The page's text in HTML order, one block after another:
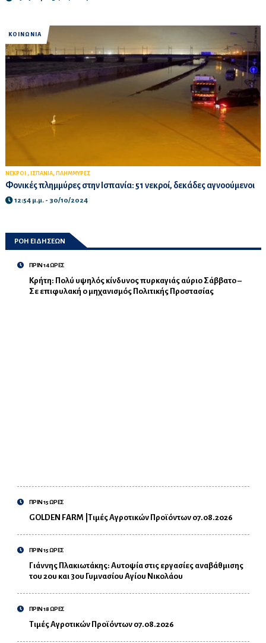
ΚΟΙΝΩΝΙΑ
ΝΕΚΡΟΙ , ΙΣΠΑΝΙΑ, ΠΛΗΜΜΥΡΕΣ
Φονικές πλημμύρες στην Ισπανία: 51 νεκροί, δεκάδες αγνοούμενοι
12:54 μ.μ. - 30/10/2024
ΡΟΗ ΕΙΔΗΣΕΩΝ
ΠΡΙΝ 14 ΩΡΕΣ
Κρήτη: Πολύ υψηλός κίνδυνος πυρκαγιάς αύριο Σάββατο –
Σε επιφυλακή ο μηχανισμός Πολιτικής Προστασίας
ΠΡΙΝ 15 ΩΡΕΣ
GOLDEN FARM |Τιμές Αγροτικών Προϊόντων 07.08.2026
ΠΡΙΝ 15 ΩΡΕΣ
Γιάννης Πλακιωτάκης: Αυτοψία στις εργασίες αναβάθμισης
του 2ου και 3ου Γυμνασίου Αγίου Νικολάου
ΠΡΙΝ 18 ΩΡΕΣ
Τιμές Αγροτικών Προϊόντων 07.08.2026